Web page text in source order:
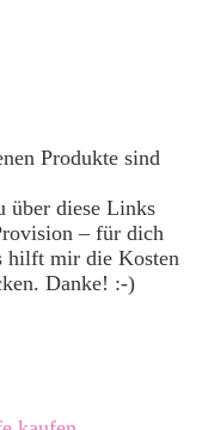
Produkte sind
über diese Links
– für dich
hilft mir die Kosten
Danke! :-)